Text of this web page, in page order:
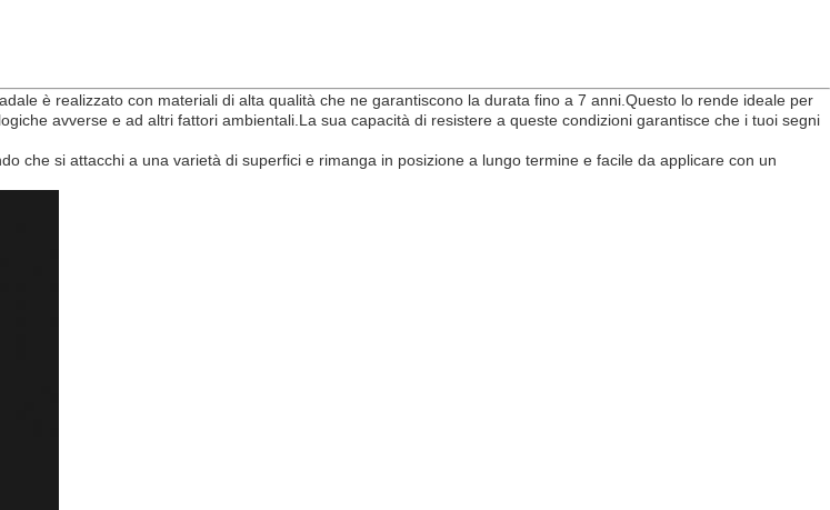
è realizzato con materiali di alta qualità che ne garantiscono la durata fino a 7 anni.Questo lo rende ideale per
avverse e ad altri fattori ambientali.La sua capacità di resistere a queste condizioni garantisce che i tuoi segni
che si attacchi a una varietà di superfici e rimanga in posizione a lungo termine e facile da applicare con un